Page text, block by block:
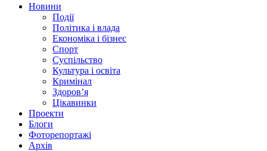
Новини
Події
Політика і влада
Економіка і бізнес
Спорт
Суспільство
Культура і освіта
Кримінал
Здоров’я
Цікавинки
Проекти
Блоги
Фоторепортажі
Архів